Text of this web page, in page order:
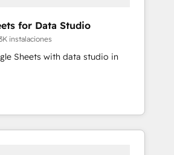
for Data Studio
instalaciones
Sheets with data studio in